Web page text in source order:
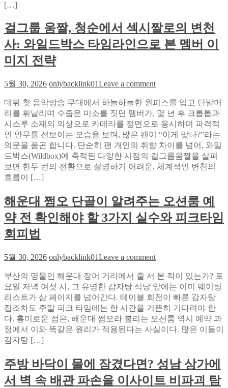
우
는
고
공
딩
속
도
SKY
법
적
·
제
도
적
관
성
능
벤
크
[…]
걸그룹 움짤, 청순에서 섹시짤로의 변천
사: 와일드박스 타임라인으로 본 멤버 이
미지 전략
5월 30, 2026 onlybacklink01Leave a commenton
그
룹
움
짤,
청
순
에
시
짤
로
사:
와
일
드
박
스
타
인
으
로
데뷔 첫 음악방송 무대에서 하늘하늘한 원피스를 입고 단발머
리를 휘날리며 수줍은 미소를 짓던 멤버가, 몇 년 후 크롭톱과
시스루 소재의 의상으로 카메라를 정면으로 응시하며 파격적
인 안무를 선보이는 모습을 보며, 많은 팬이 “이게 맞나?”라는
의문을 품곤 합니다. 단순히 팬 개인의 취향 차이를 넘어, 와일
드박스(Wildbox)에 축적된 다양한 시점의 걸그룹움짤을 살펴
보면 한두 번의 전환으로 설명하기 어려운, 체계적인 변천의
흐름이 […]
해운대 쩜오 단골이 알려주는 오션룸 예
약 전 확인해야 할 3가지 실수와 피크타임
회피법
5월 30, 2026 onlybacklink01Leave a commenton
운
대
쩜
오
단
골
려
주
는
부산의 명물인 해운대 장어 거리에서 줄 서 본 적이 있는가? 토
요일 저녁 여섯 시, 그 유명한 감자탕 식당 앞에는 이미 웨이팅
리스트가 삼 페이지를 넘어간다. 테이블 회전이 빠른 감자탕
집조차도 주말 피크 타임에는 한 시간을 거뜬히 기다려야 한
다. 흥미로운 점은, 해운대 쩜오라 불리는 오션룸 역시 예약 과
정에서 이와 똑같은 원리가 적용된다는 사실이다. 많은 이들이
감자탕 […]
주방 바닥이 물에 잠겼다면? 성남 상가에
서 벽 속 배관 파손을 이사이트 비파괴 탐